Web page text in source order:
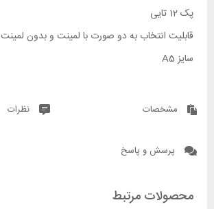
پک 12 تایی
قابلیت انتخاب به دو صورت با لمینت و بدون لمینت
سایز A5
مشخصات نظرات
پرسش و پاسخ
محصولات مرتبط